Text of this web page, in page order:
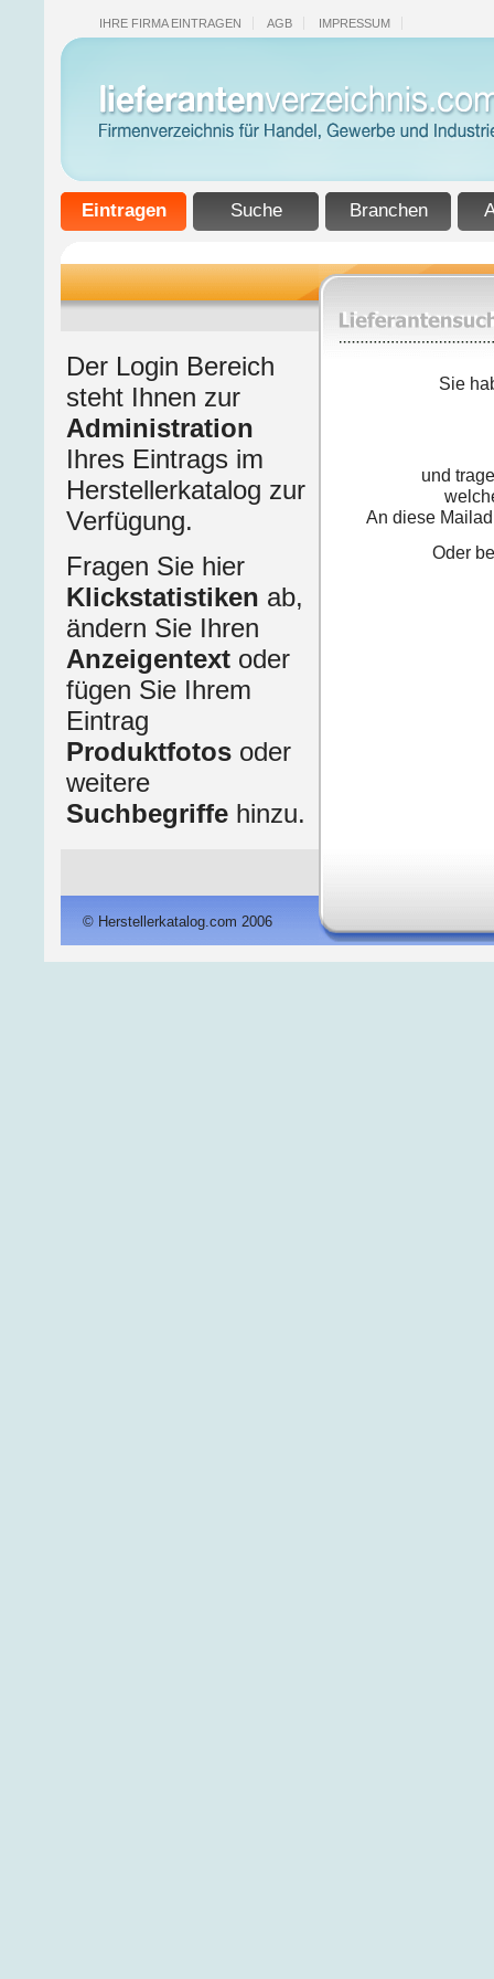
IHRE FIRMA EINTRAGEN AGB IMPRESSUM
Eintragen Suche Branchen
Der Login Bereich
steht Ihnen zur
Administration
Ihres Eintrags im
Herstellerkatalog zur
Verfügung.
Fragen Sie hier
Klickstatistiken ab,
ändern Sie Ihren
Anzeigentext oder
fügen Sie Ihrem
Eintrag
Produktfotos oder
weitere
Suchbegriffe hinzu.
Sie
und
An diese
Oder
© Herstellerkatalog.com 2006